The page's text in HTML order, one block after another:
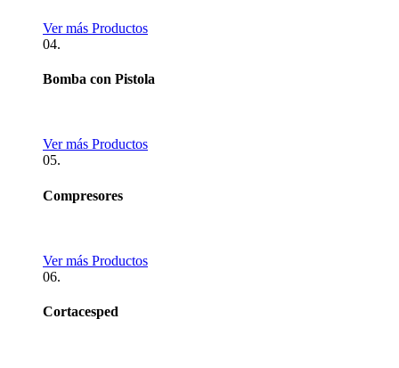
Ver más Productos
04.
Bomba con Pistola
Ver más Productos
05.
Compresores
Ver más Productos
06.
Cortacesped